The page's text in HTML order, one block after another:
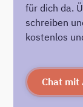
für dich da.
schreiben
kostenlos
Chat mit